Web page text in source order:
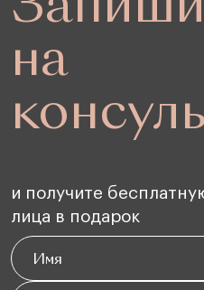
на
и получите
лица в подарок